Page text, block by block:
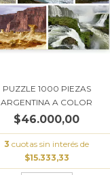
PUZZLE 1000 PIEZAS
ARGENTINA A COLOR
$46.000,00
3 cuotas sin interés de
$15.333,33